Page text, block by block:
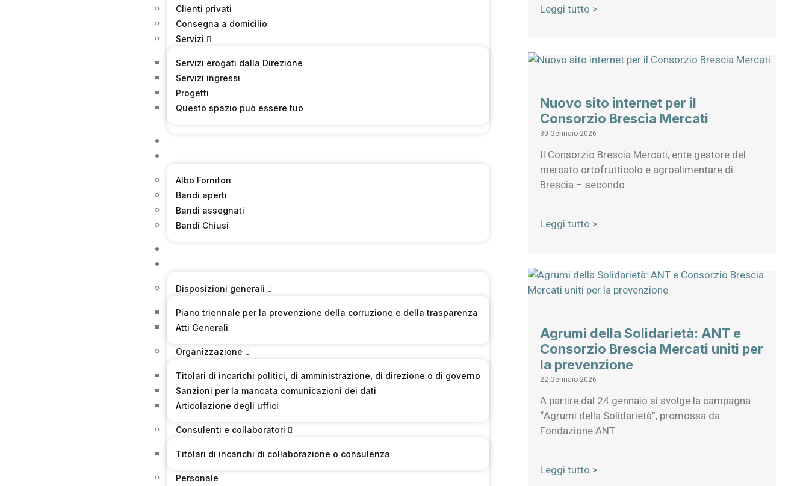
Clienti privati
Consegna a domicilio
Servizi
Servizi erogati dalla Direzione
Servizi ingressi
Progetti
Questo spazio può essere tuo
Albo Fornitori
Bandi aperti
Bandi assegnati
Bandi Chiusi
Disposizioni generali
Piano triennale per la prevenzione della corruzione e della trasparenza
Atti Generali
Organizzazione
Titolari di incarichi politici, di amministrazione, di direzione o di governo
Sanzioni per la mancata comunicazioni dei dati
Articolazione degli uffici
Consulenti e collaboratori
Titolari di incarichi di collaborazione o consulenza
Personale
Leggi tutto >
Nuovo sito internet per il
Consorzio Brescia Mercati
30 Gennaio 2026
Il Consorzio Brescia Mercati, ente gestore del
mercato ortofrutticolo e agroalimentare di
Brescia – secondo…
Leggi tutto >
Agrumi della Solidarietà: ANT e
Consorzio Brescia Mercati uniti per
la prevenzione
22 Gennaio 2026
A partire dal 24 gennaio si svolge la campagna
“Agrumi della Solidarietà”, promossa da
Fondazione ANT…
Leggi tutto >